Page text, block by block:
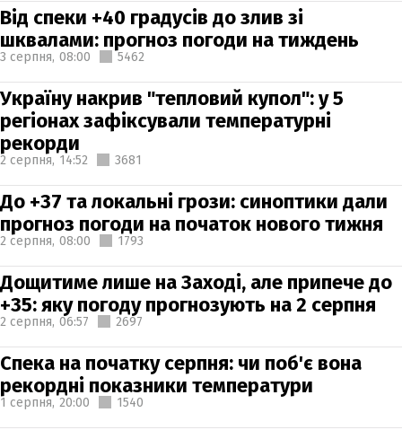
Від спеки +40 градусів до злив зі
шквалами: прогноз погоди на тиждень
3 серпня, 08:00 5462
Україну накрив "тепловий купол": у 5
регіонах зафіксували температурні
рекорди
2 серпня, 14:52 3681
До +37 та локальні грози: синоптики дали
прогноз погоди на початок нового тижня
2 серпня, 08:00 1793
Дощитиме лише на Заході, але припече до
+35: яку погоду прогнозують на 2 серпня
2 серпня, 06:57 2697
Спека на початку серпня: чи поб'є вона
рекордні показники температури
1 серпня, 20:00 1540